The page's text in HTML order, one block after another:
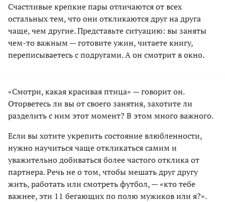
Счастливые крепкие пары отличаются от всех
остальных тем, что они откликаются друг на друга
чаще, чем другие. Представьте ситуацию: вы заняты
чем-то важным — готовите ужин, читаете книгу,
переписываетесь с подругами. А он смотрит в окно.
«Смотри, какая красивая птица» — говорит он.
Оторветесь ли вы от своего занятия, захотите ли
разделить с ним этот момент? В этом много важного.
Если вы хотите укрепить состояние влюбленности,
нужно научиться чаще откликаться самим и
уважительно добиваться более частого отклика от
партнера. Речь не о том, чтобы мешать друг другу
жить, работать или смотреть футбол, — «кто тебе
важнее, эти 11 бегающих по полю мужиков или я?».